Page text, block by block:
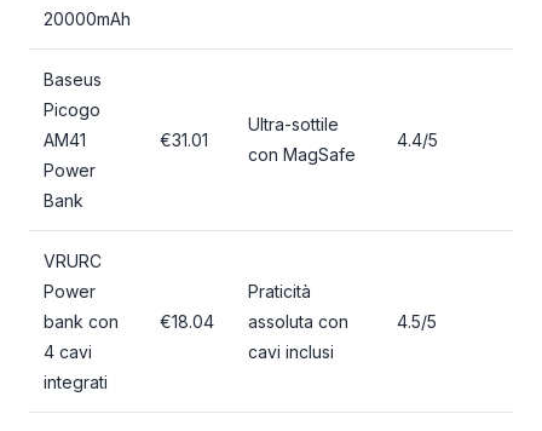
20000mAh
Baseus
Picogo
AM41
Power
Bank
€31.01
Ultra-sottile
con MagSafe
4.4/5
VRURC
Power
bank con
4 cavi
integrati
€18.04
Praticità
assoluta con
cavi inclusi
4.5/5